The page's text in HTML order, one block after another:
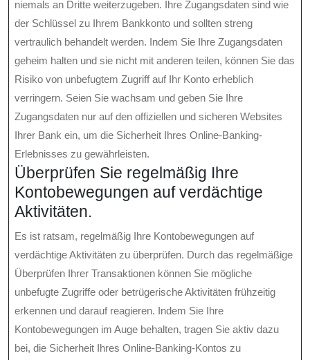
niemals an Dritte weiterzugeben. Ihre Zugangsdaten sind wie
der Schlüssel zu Ihrem Bankkonto und sollten streng
vertraulich behandelt werden. Indem Sie Ihre Zugangsdaten
geheim halten und sie nicht mit anderen teilen, können Sie das
Risiko von unbefugtem Zugriff auf Ihr Konto erheblich
verringern. Seien Sie wachsam und geben Sie Ihre
Zugangsdaten nur auf den offiziellen und sicheren Websites
Ihrer Bank ein, um die Sicherheit Ihres Online-Banking-
Erlebnisses zu gewährleisten.
Überprüfen Sie regelmäßig Ihre
Kontobewegungen auf verdächtige
Aktivitäten.
Es ist ratsam, regelmäßig Ihre Kontobewegungen auf
verdächtige Aktivitäten zu überprüfen. Durch das regelmäßige
Überprüfen Ihrer Transaktionen können Sie mögliche
unbefugte Zugriffe oder betrügerische Aktivitäten frühzeitig
erkennen und darauf reagieren. Indem Sie Ihre
Kontobewegungen im Auge behalten, tragen Sie aktiv dazu
bei, die Sicherheit Ihres Online-Banking-Kontos zu